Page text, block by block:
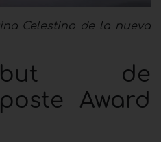
Celestino de la nueva
de
Award